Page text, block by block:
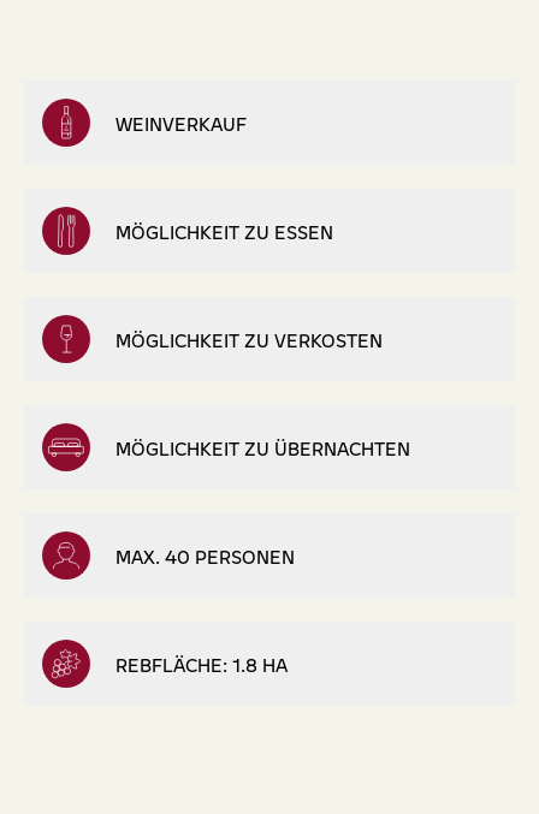
WEINVERKAUF
MÖGLICHKEIT ZU ESSEN
MÖGLICHKEIT ZU VERKOSTEN
MÖGLICHKEIT ZU ÜBERNACHTEN
MAX. 40 PERSONEN
REBFLÄCHE: 1.8 HA